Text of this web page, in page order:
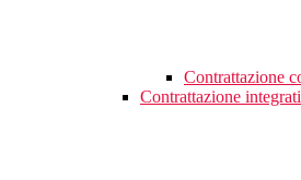
Contrattazione
Contrattazione